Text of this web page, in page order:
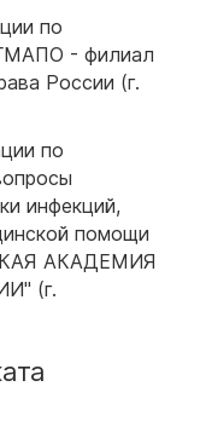
по
- филиал
России (г.
по
инфекций,
помощи
АКАДЕМИЯ
(г.